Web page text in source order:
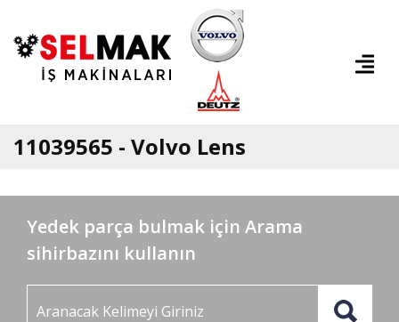
11039565 - Volvo Lens
Yedek parça bulmak için Arama
sihirbazını kullanın